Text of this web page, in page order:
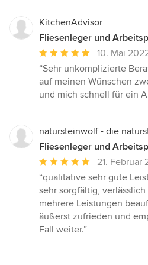
KitchenAdvisor
Fliesenleger und
Durchschnittliche
Bewertung:
5
von
10. Mai
“Sehr unkomplizierte
auf meinen Wünschen
und mich schnell für ein
natursteinwolf - die
Fliesenleger und
Durchschnittliche
Bewertung:
5
von
5
Sternen
21. Februar
“qualitative sehr gute
sehr sorgfältig,
mehrere Leistungen
äußerst zufrieden und
Fall weiter.”